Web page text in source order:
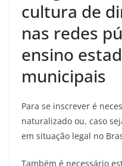
cultura de
nas redes
ensino
municipais
Para se inscrever é
naturalizado ou, caso
em situação legal no
Também é necessário